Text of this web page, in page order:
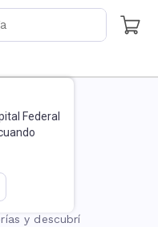
Federal
y descubrí